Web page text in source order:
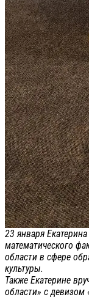
23 января
математического
области в сфере
культуры.
Также Екатерине
области» с девизом